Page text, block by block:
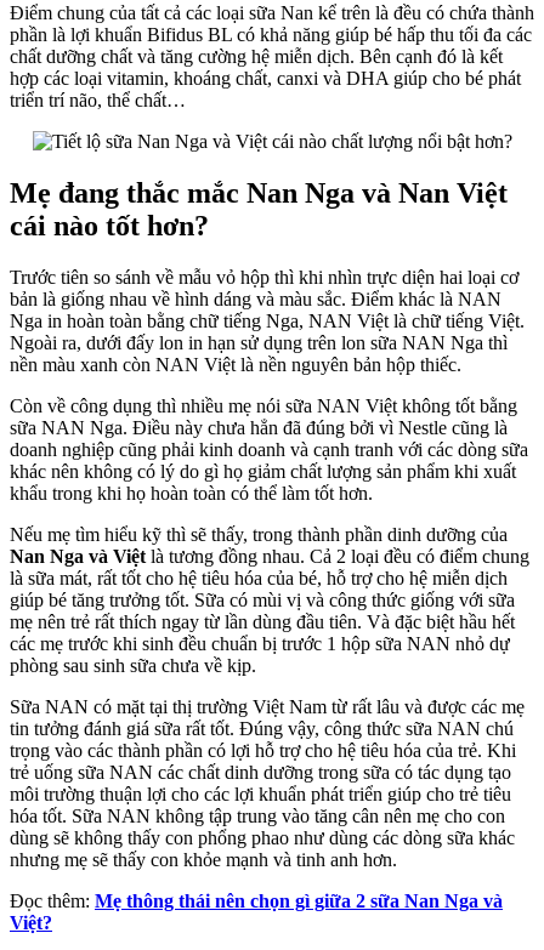
Điểm chung của tất cả các loại sữa Nan kể trên là đều có chứa thành
phần là lợi khuẩn Bifidus BL có khả năng giúp bé hấp thu tối đa các
chất dưỡng chất và tăng cường hệ miễn dịch. Bên cạnh đó là kết
hợp các loại vitamin, khoáng chất, canxi và DHA giúp cho bé phát
triển trí não, thể chất…
Mẹ đang thắc mắc Nan Nga và Nan Việt
cái nào tốt hơn?
Trước tiên so sánh về mẫu vỏ hộp thì khi nhìn trực diện hai loại cơ
bản là giống nhau về hình dáng và màu sắc. Điểm khác là NAN
Nga in hoàn toàn bằng chữ tiếng Nga, NAN Việt là chữ tiếng Việt.
Ngoài ra, dưới đấy lon in hạn sử dụng trên lon sữa NAN Nga thì
nền màu xanh còn NAN Việt là nền nguyên bản hộp thiếc.
Còn về công dụng thì nhiều mẹ nói sữa NAN Việt không tốt bằng
sữa NAN Nga. Điều này chưa hẳn đã đúng bởi vì Nestle cũng là
doanh nghiệp cũng phải kinh doanh và cạnh tranh với các dòng sữa
khác nên không có lý do gì họ giảm chất lượng sản phẩm khi xuất
khẩu trong khi họ hoàn toàn có thể làm tốt hơn.
Nếu mẹ tìm hiểu kỹ thì sẽ thấy, trong thành phần dinh dưỡng của
Nan Nga và Việt là tương đồng nhau. Cả 2 loại đều có điểm chung
là sữa mát, rất tốt cho hệ tiêu hóa của bé, hỗ trợ cho hệ miễn dịch
giúp bé tăng trưởng tốt. Sữa có mùi vị và công thức giống với sữa
mẹ nên trẻ rất thích ngay từ lần dùng đầu tiên. Và đặc biệt hầu hết
các mẹ trước khi sinh đều chuẩn bị trước 1 hộp sữa NAN nhỏ dự
phòng sau sinh sữa chưa về kịp.
Sữa NAN có mặt tại thị trường Việt Nam từ rất lâu và được các mẹ
tin tưởng đánh giá sữa rất tốt. Đúng vậy, công thức sữa NAN chú
trọng vào các thành phần có lợi hỗ trợ cho hệ tiêu hóa của trẻ. Khi
trẻ uống sữa NAN các chất dinh dưỡng trong sữa có tác dụng tạo
môi trường thuận lợi cho các lợi khuẩn phát triển giúp cho trẻ tiêu
hóa tốt. Sữa NAN không tập trung vào tăng cân nên mẹ cho con
dùng sẽ không thấy con phổng phao như dùng các dòng sữa khác
nhưng mẹ sẽ thấy con khỏe mạnh và tinh anh hơn.
Đọc thêm: Mẹ thông thái nên chọn gì giữa 2 sữa Nan Nga và
Việt?